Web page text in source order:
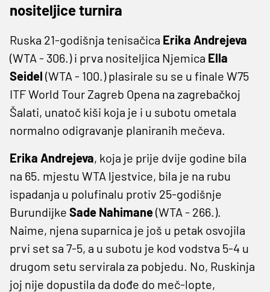
nositeljice turnira
Ruska 21-godišnja tenisačica Erika Andrejeva
(WTA - 306.) i prva nositeljica Njemica Ella
Seidel (WTA - 100.) plasirale su se u finale W75
ITF World Tour Zagreb Opena na zagrebačkoj
Šalati, unatoč kiši koja je i u subotu ometala
normalno odigravanje planiranih mečeva.
Erika Andrejeva, koja je prije dvije godine bila
na 65. mjestu WTA ljestvice, bila je na rubu
ispadanja u polufinalu protiv 25-godišnje
Burundijke Sade Nahimane(WTA - 266.).
Naime, njena suparnica je još u petak osvojila
prvi set sa 7-5, a u subotu je kod vodstva 5-4 u
drugom setu servirala za pobjedu. No, Ruskinja
joj nije dopustila da dođe do meč-lopte,